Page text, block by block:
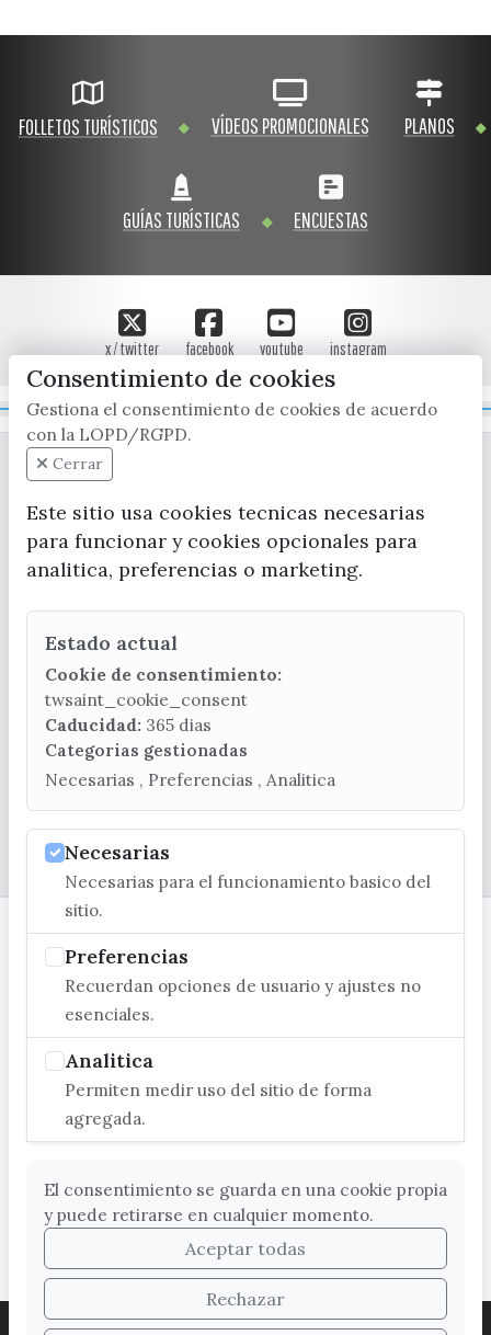
FOLLETOS TURÍSTICOS VÍDEOS PROMOCIONALES PLANOS
GUÍAS TURÍSTICAS ENCUESTAS
x / twitter facebook youtube instagram
Mapa Web
(+34) 952 541 104
turismo@velezmalaga.es
C/ Poniente, 2. CP 29740 - Torre del Mar
© EXCMO. AYUNTAMIENTO DE VÉLEZ-MÁLAGA
Consentimiento de cookies
Gestiona el consentimiento de cookies de acuerdo
con la LOPD/RGPD.
Cerrar
Este sitio usa cookies tecnicas necesarias
para funcionar y cookies opcionales para
analitica, preferencias o marketing.
Estado actual
Cookie de consentimiento:
twsaint_cookie_consent
Caducidad: 365 dias
Categorias gestionadas
Necesarias , Preferencias , Analitica
Necesarias
Necesarias para el funcionamiento basico del
sitio.
Preferencias
Recuerdan opciones de usuario y ajustes no
esenciales.
Analitica
Permiten medir uso del sitio de forma
agregada.
El consentimiento se guarda en una cookie propia
y puede retirarse en cualquier momento.
Aceptar todas
Rechazar